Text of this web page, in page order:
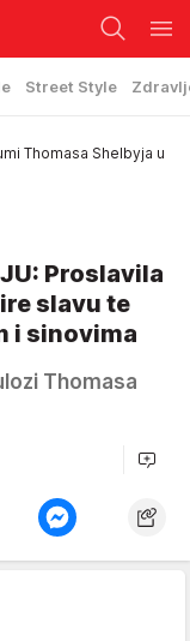
Street Style
Thomasa Shelbyja u
Proslavila
slavu te
i sinovima
Thomasa